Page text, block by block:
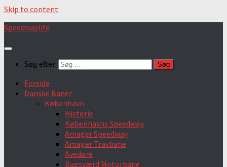
Skip to content
Speedwaylife
Søg efter:
Forside
Danske Baner
København
Historie
Københavns Speedway.
Amager Speedway
Amager Travbane
Avedøre
Bagsværd Motorbane